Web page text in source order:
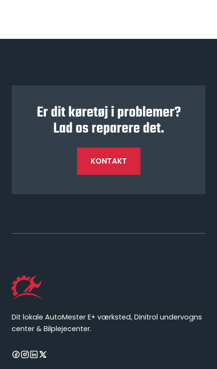
Er dit køretøj i problemer?
Lad os reparere det.
KONTAKT
Dit lokale AutoMester E+ værksted, Dinitrol undervogns
center & Bilplejecenter.